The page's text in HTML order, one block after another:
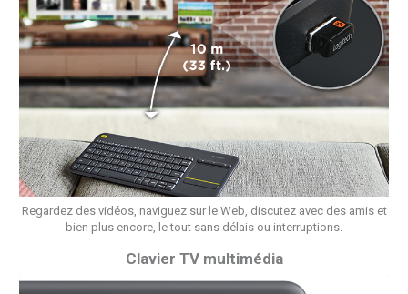
Regardez des vidéos, naviguez sur le Web, discutez avec des amis et
bien plus encore, le tout sans délais ou interruptions.
Clavier TV multimédia